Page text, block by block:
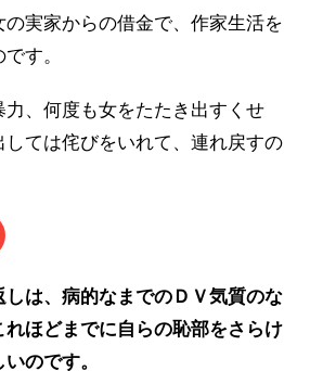
実家からの借金で、作家生活を
す。
、何度も女をたたき出すくせ
ては侘びをいれて、連れ戻すの
は、病的なまでのＤＶ気質のな
ほどまでに自らの恥部をさらけ
のです。